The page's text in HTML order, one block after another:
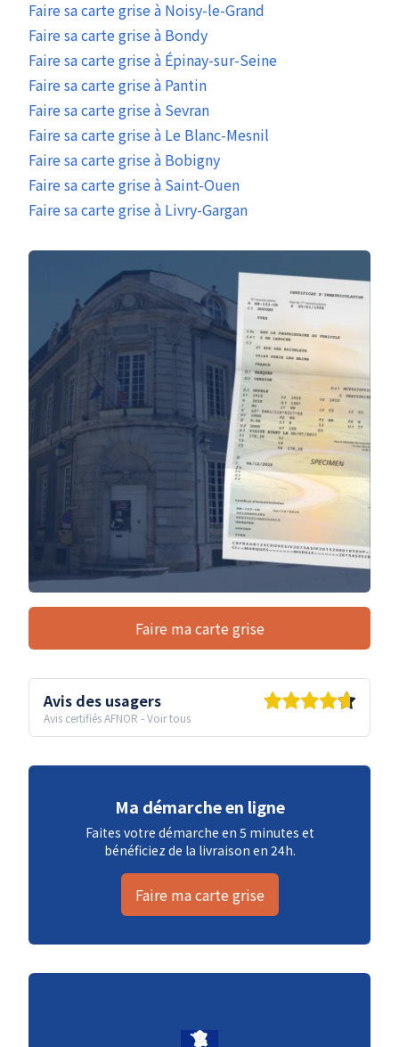
Faire sa carte grise à Noisy-le-Grand
Faire sa carte grise à Bondy
Faire sa carte grise à Épinay-sur-Seine
Faire sa carte grise à Pantin
Faire sa carte grise à Sevran
Faire sa carte grise à Le Blanc-Mesnil
Faire sa carte grise à Bobigny
Faire sa carte grise à Saint-Ouen
Faire sa carte grise à Livry-Gargan
Faire ma carte grise
Avis des usagers
Avis certifiés AFNOR -Voir tous
Ma démarche en ligne
Faites votre démarche en 5 minutes et
bénéficiez de la livraison en 24h.
Faire ma carte grise